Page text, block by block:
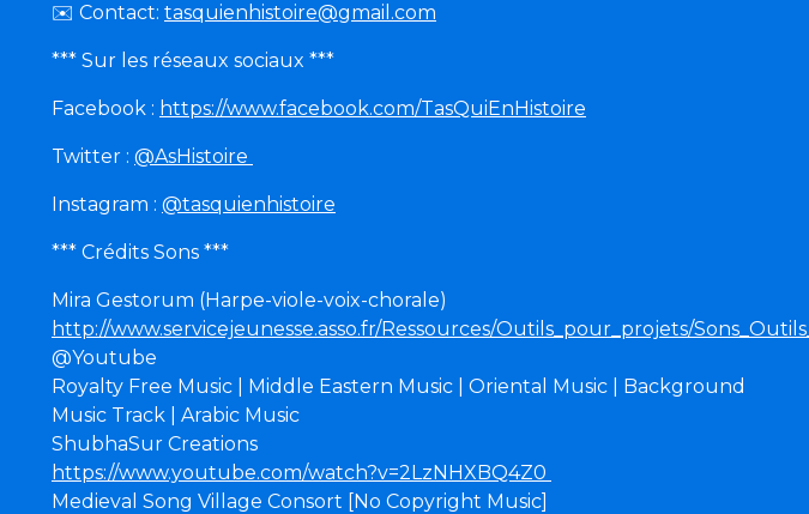
✉️ Contact: tasquienhistoire@gmail.com
*** Sur les réseaux sociaux ***
Facebook : https://www.facebook.com/TasQuiEnHistoire
Twitter : @AsHistoire
Instagram : @tasquienhistoire
*** Crédits Sons ***
Mira Gestorum (Harpe-viole-voix-chorale)
http://www.servicejeunesse.asso.fr/Ressources/Outils_pour_projets/
@Youtube
Royalty Free Music | Middle Eastern Music | Oriental Music | Background
Music Track | Arabic Music
ShubhaSur Creations
https://www.youtube.com/watch?v=2LzNHXBQ4Z0
Medieval Song Village Consort [No Copyright Music]